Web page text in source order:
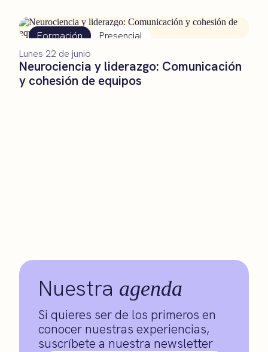
Formación Presencial
Neurociencia y liderazgo: Comunicación
y cohesión de equipos
Lunes 22 de junio
Nuestra agenda
Si quieres ser de los primeros en
conocer nuestras experiencias,
suscríbete a nuestra newsletter